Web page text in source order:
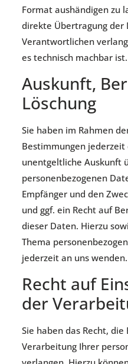
Format aushändigen zu
direkte Übertragung der
Verantwortlichen
es technisch machbar ist.
Auskunft,
Löschung
Sie haben im Rahmen
Bestimmungen jederzeit
unentgeltliche Auskunft
personenbezogenen
Empfänger und den
und ggf. ein Recht auf
dieser Daten. Hierzu
Thema
jederzeit an uns wenden.
Recht auf
der
Sie haben das Recht, die
Verarbeitung Ihrer